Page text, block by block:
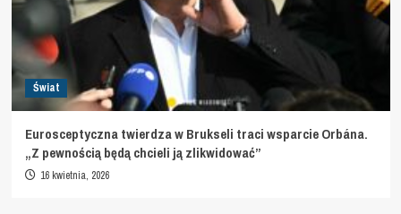
Świat
Eurosceptyczna twierdza w Brukseli traci wsparcie Orbána.
„Z pewnością będą chcieli ją zlikwidować”
16 kwietnia, 2026